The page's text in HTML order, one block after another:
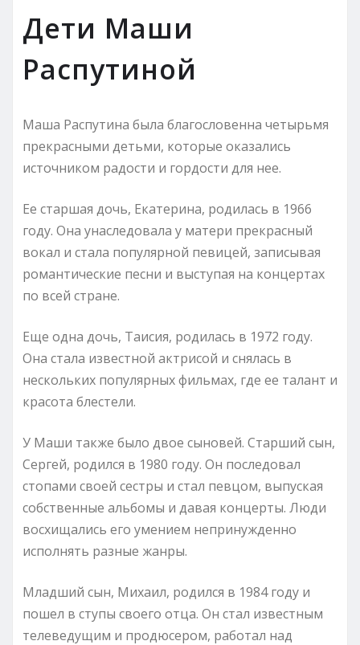
Дети Маши
Распутиной
Маша Распутина была благословенна четырьмя
прекрасными детьми, которые оказались
источником радости и гордости для нее.
Ее старшая дочь, Екатерина, родилась в 1966
году. Она унаследовала у матери прекрасный
вокал и стала популярной певицей, записывая
романтические песни и выступая на концертах
по всей стране.
Еще одна дочь, Таисия, родилась в 1972 году.
Она стала известной актрисой и снялась в
нескольких популярных фильмах, где ее талант и
красота блестели.
У Маши также было двое сыновей. Старший сын,
Сергей, родился в 1980 году. Он последовал
стопами своей сестры и стал певцом, выпуская
собственные альбомы и давая концерты. Люди
восхищались его умением непринужденно
исполнять разные жанры.
Младший сын, Михаил, родился в 1984 году и
пошел в ступы своего отца. Он стал известным
телеведущим и продюсером, работал над